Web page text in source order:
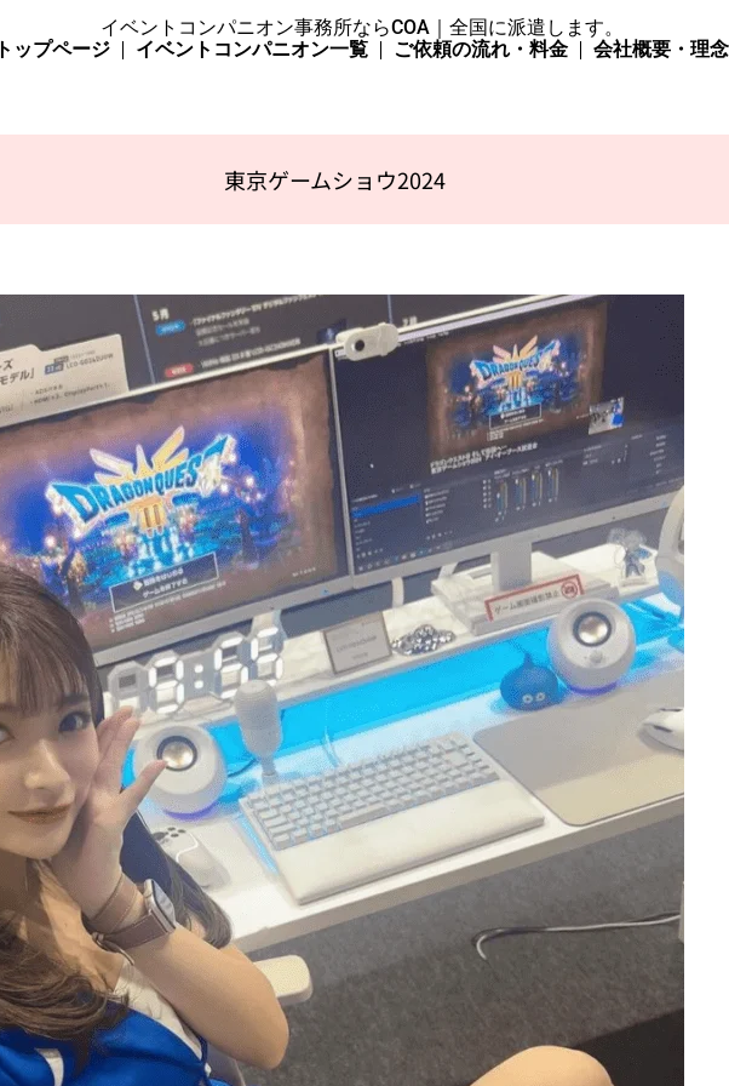
イベントコンパニオン事務所ならCOA｜全国に派遣します。
トップページ
イベントコンパニオン一覧 ご依頼の流れ・料金 会社概要・理念
東京ゲームショウ2024